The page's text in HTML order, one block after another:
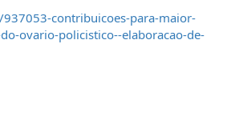
contribuicoes-para-maior-
ovario-policistico--elaboracao-de-